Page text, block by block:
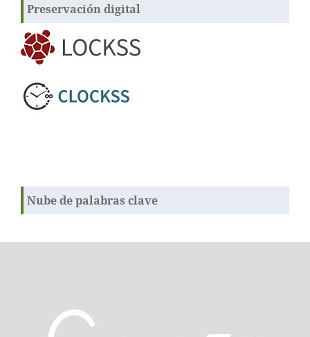
Preservación digital
Nube de palabras clave